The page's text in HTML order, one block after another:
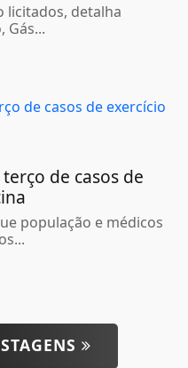
licitados, detalha
Gás...
de casos de
população e médicos